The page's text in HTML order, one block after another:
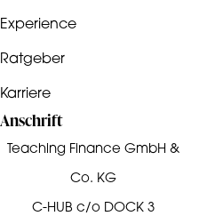
Experience
Ratgeber
Karriere
Anschrift
Teaching Finance GmbH &
Co. KG
C-HUB c/o DOCK 3